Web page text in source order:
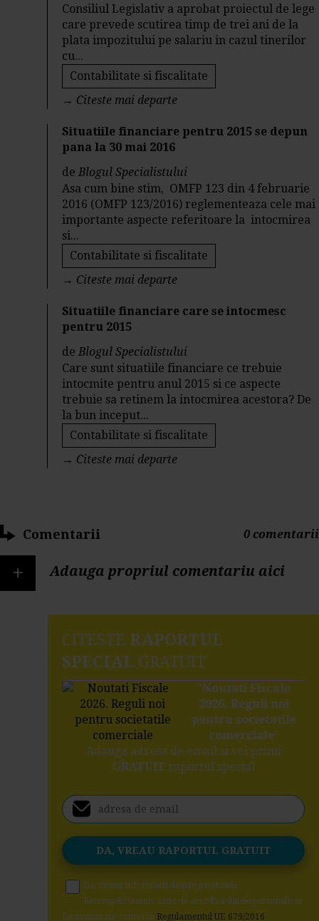
Consiliul Legislativ a aprobat proiectul de lege
care prevede scutirea timp de trei ani de la
plata impozitului pe salariu in cazul tinerilor
cu...
Contabilitate si fiscalitate
→ Citeste mai departe
Situatiile financiare pentru 2015 se depun
pana la 30 mai 2016
deBlogul Specialistului
Asa cum bine stim, OMFP 123 din 4 februarie
2016 (OMFP 123/2016) reglementeaza cele mai
importante aspecte referitoare la intocmirea
si...
Contabilitate si fiscalitate
→ Citeste mai departe
Situatiile financiare care se intocmesc
pentru 2015
deBlogul Specialistului
Care sunt situatiile financiare ce trebuie
intocmite pentru anul 2015 si ce aspecte
trebuie sa retinem la intocmirea acestora? De
la bun inceput...
Contabilitate si fiscalitate
→ Citeste mai departe
Comentarii 0 comentarii
+ Adauga propriul comentariu aici
CITESTE RAPORTUL
SPECIAL GRATUIT
"Noutati Fiscale
2026. Reguli noi
pentru societatile
comerciale"
Adauga adresa de email si vei primi
GRATUITraportul special
Da, vreau informatii despre produsele
Rentrop&Straton. Sunt de acord ca datele personale sa
fie prelucrate conform Regulamentul UE 679/2016